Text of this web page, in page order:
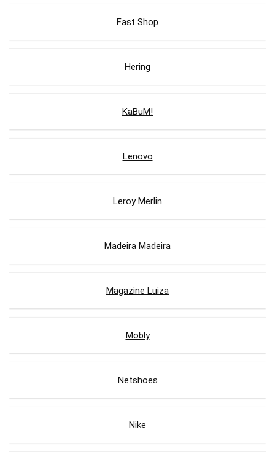
Fast Shop
Hering
KaBuM!
Lenovo
Leroy Merlin
Madeira Madeira
Magazine Luiza
Mobly
Netshoes
Nike